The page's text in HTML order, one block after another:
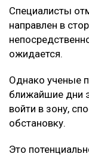
Специалисты
направлен в
ожидается.
Однако ученые
ближайшие дни
войти в зону,
обстановку.
Это